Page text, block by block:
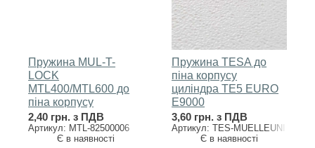
Пружина MUL-T-
LOCK
MTL400/MTL600 до
піна корпусу
циліндра 29
2,40 грн. з ПДВ
Артикул: MTL-82500006
Є в наявності
Пружина TESA до
піна корпусу
циліндра TE5 EURO
E9000
3,60 грн. з ПДВ
Артикул: TES-MUELLEUNI
Є в наявності